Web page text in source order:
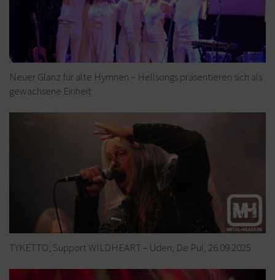
Neuer Glanz für alte Hymnen – Hellsongs präsentieren sich als
gewachsene Einheit
TYKETTO, Support WILDHEART – Uden, De Pul, 26.09.2025